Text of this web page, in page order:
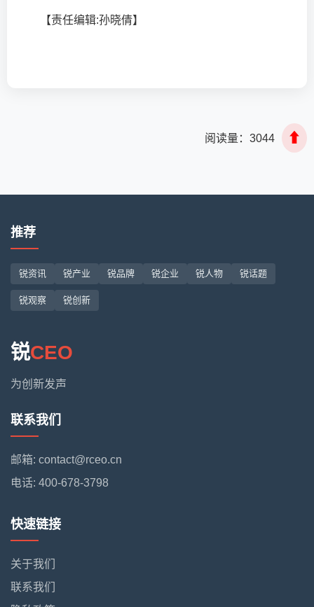
【责任编辑:孙晓倩】
阅读量： 3044 ⬆
推荐
锐资讯 锐产业 锐品牌 锐企业 锐人物 锐话题
锐观察 锐创新
锐CEO
为创新发声
联系我们
邮箱: contact@rceo.cn
电话: 400-678-3798
快速链接
关于我们
联系我们